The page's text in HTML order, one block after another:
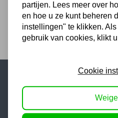
Populaire
Werkplaatsinrichting
partijen. Lees meer over
en hoe u ze kunt beheren
instellingen" te klikken.
gebruik van cookies, klikt
Cookie